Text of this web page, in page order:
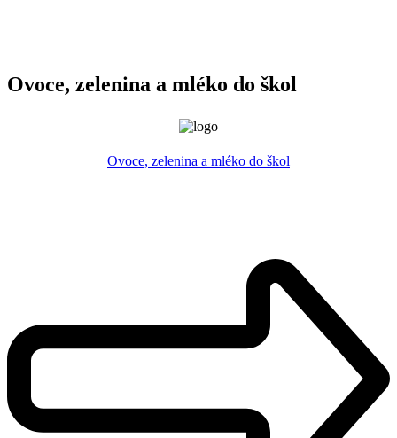
Ovoce, zelenina a mléko do škol
Ovoce, zelenina a mléko do škol